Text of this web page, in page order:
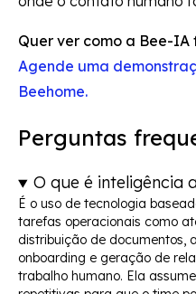
Quer ver como a Bee-
Agende uma
Beehome.
Perguntas
O que é inteligência
É o uso de tecnologia
tarefas operacionais como
distribuição de documentos,
onboarding e geração de
trabalho humano. Ela